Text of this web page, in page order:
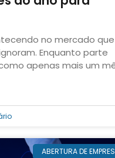
no mercado que
Enquanto parte
apenas mais um
ABERTURA DE